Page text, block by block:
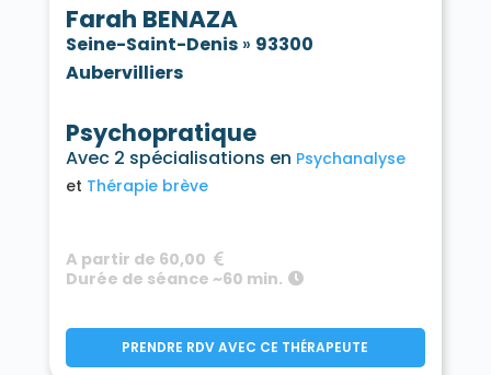
Farah BENAZA
Seine-Saint-Denis» 93300
Aubervilliers
Psychopratique
Avec 2 spécialisations en Psychanalyse
Thérapie brève
A partir de 60,00
Durée de séance ~60 min.
PRENDRE RDV AVEC CE THÉRAPEUTE